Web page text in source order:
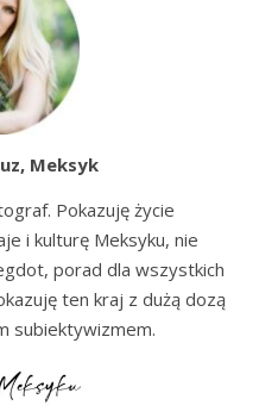
Meksyk
Pokazuję życie
i kulturę Meksyku, nie
porad dla wszystkich
ten kraj z dużą dozą
subiektywizmem.